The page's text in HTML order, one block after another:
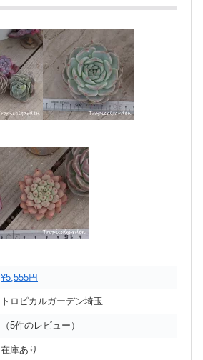
¥5,555円
トロピカルガーデン埼玉
（5件のレビュー）
在庫あり